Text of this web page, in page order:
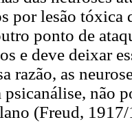
por lesão tóxica
ponto de
e deve deixar
razão, as
psicanálise, não
(Freud,